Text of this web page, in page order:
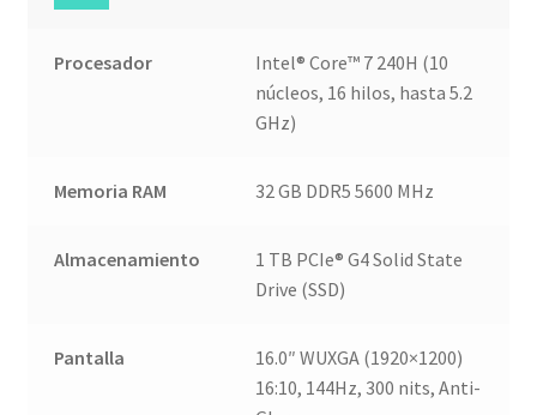
Procesador
Intel® Core™ 7 240H (10
núcleos, 16 hilos, hasta 5.2
GHz)
Memoria RAM 32 GB DDR5 5600 MHz
Almacenamiento
1 TB PCIe® G4 Solid State
Drive (SSD)
Pantalla
16.0″ WUXGA (1920×1200)
16:10, 144Hz, 300 nits, Anti-